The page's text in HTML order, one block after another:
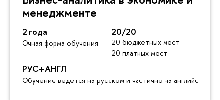
менеджменте
2 года
Очная форма обучения
20/20
20 бюджетных мест
20 платных мест
РУС+АНГЛ
Обучение ведется на русском и частично на английском